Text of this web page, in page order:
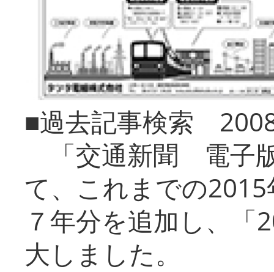
■過去記事検索
「交通新聞 電子
て、これまでの
７年分を追加し、「
大しまし